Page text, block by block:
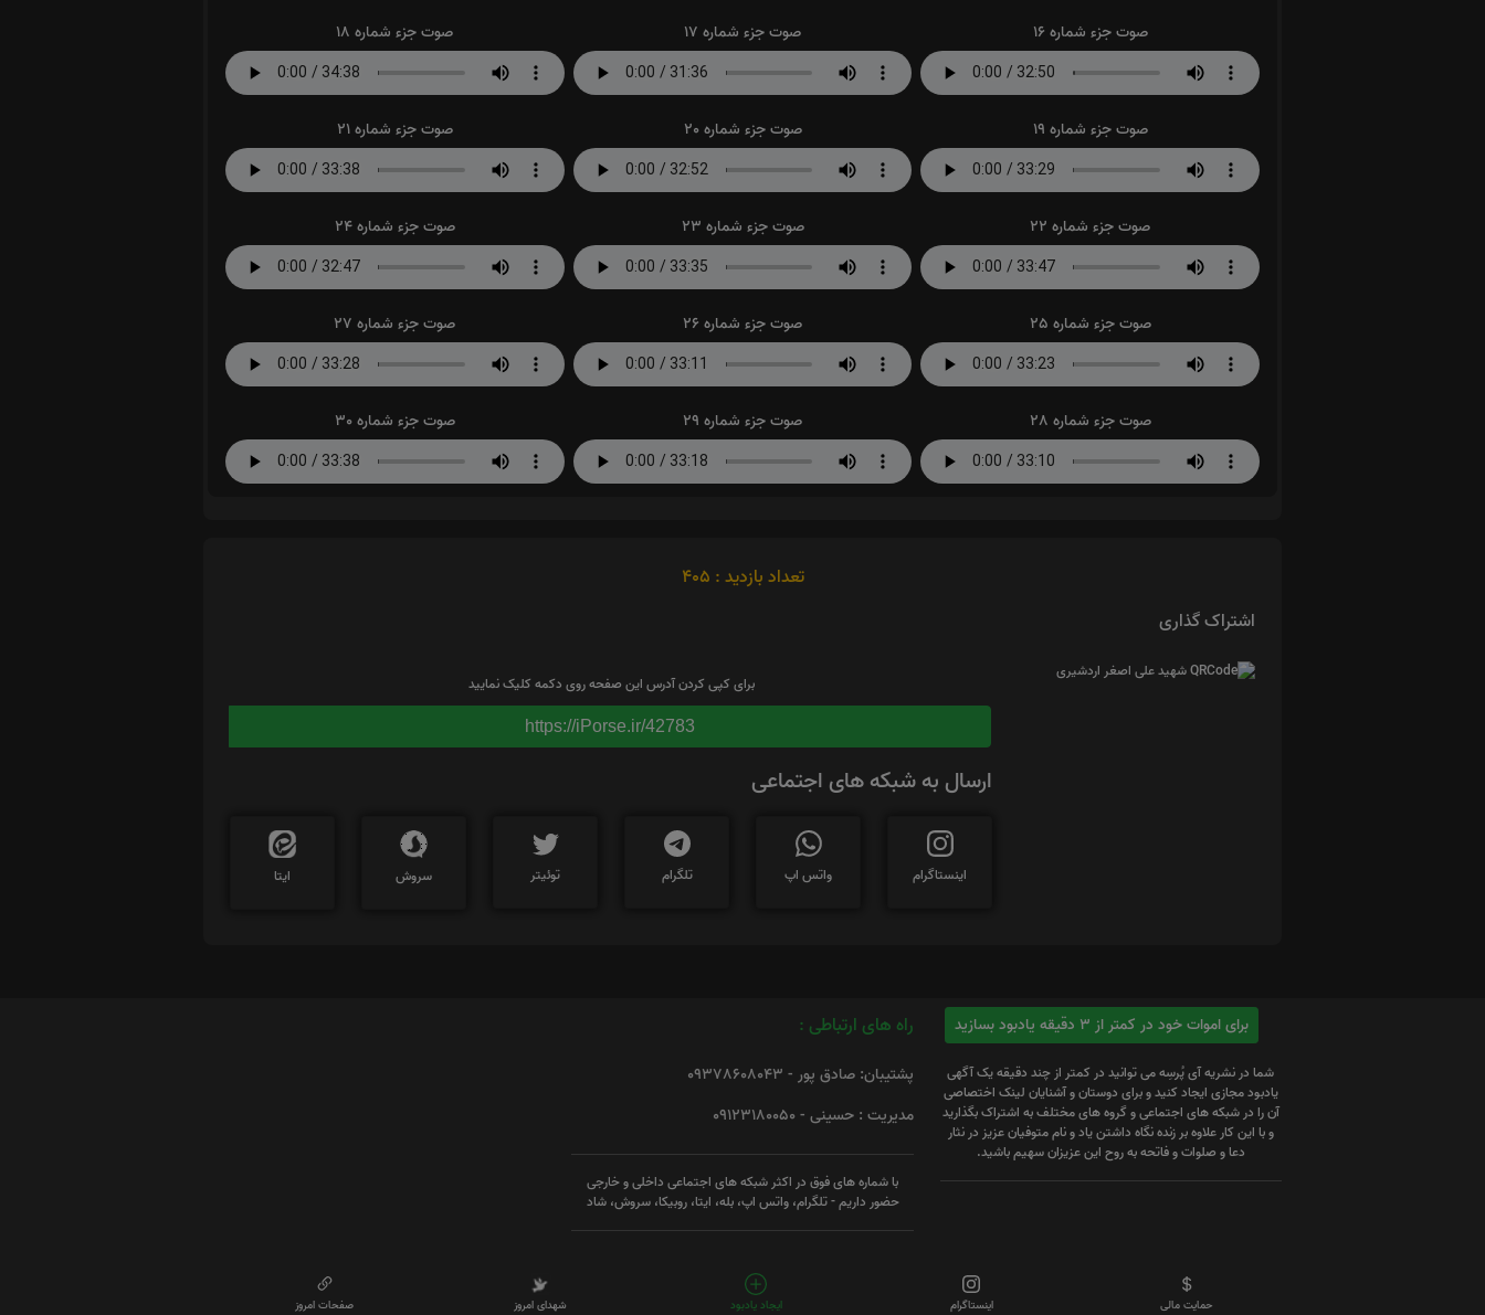
صوت جزء شماره 16 صوت جزء شماره 17 صوت جزء شماره 18
صوت جزء شماره 19 صوت جزء شماره 20 صوت جزء شماره 21
صوت جزء شماره 22 صوت جزء شماره 23 صوت جزء شماره 24
صوت جزء شماره 25 صوت جزء شماره 26 صوت جزء شماره 27
صوت جزء شماره 28 صوت جزء شماره 29 صوت جزء شماره 30
تعداد بازدید : 405
اشتراک گذاری
برای کپی کردن آدرس این صفحه روی دکمه کلیک نمایید
https://iPorse.ir/42783
ارسال به شبکه های اجتماعی
اینستاگرام واتس اپ تلگرام توئیتر سروش ایتا
برای اموات خود در کمتر از 3 دقیقه یادبود بسازید
شما در نشریه آی پُرسِه می توانید در کمتر از چند دقیقه یک آگهی
یادبود مجازی ایجاد کنید و برای دوستان و آشنایان لینک اختصاصی
آن را در شبکه های اجتماعی و گروه های مختلف به اشتراک بگذارید
و با این کار علاوه بر زنده نگاه داشتن یاد و نام متوفیان عزیز در نثار
دعا و صلوات و فاتحه به روح این عزیزان سهیم باشید.
راه های ارتباطی :
پشتیبان: صادق پور - 09378608043
مدیریت : حسینی - 09123180050
با شماره های فوق در اکثر شبکه های اجتماعی داخلی و خارجی
حضور داریم - تلگرام، واتس اپ، بله، ایتا، روبیکا، سروش، شاد
حمایت مالی اینستاگرام ایجاد یادبود شهدای امروز صفحات امروز